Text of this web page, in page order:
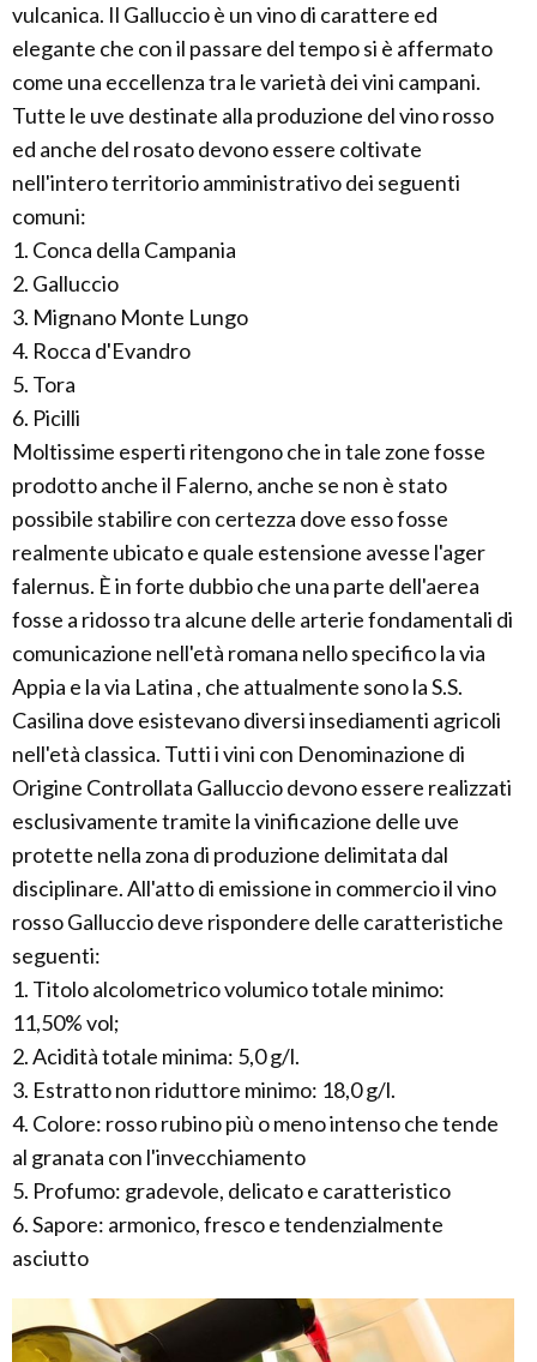
vulcanica. Il Galluccio è un vino di carattere ed
elegante che con il passare del tempo si è affermato
come una eccellenza tra le varietà dei vini campani.
Tutte le uve destinate alla produzione del vino rosso
ed anche del rosato devono essere coltivate
nell'intero territorio amministrativo dei seguenti
comuni:
1. Conca della Campania
2. Galluccio
3. Mignano Monte Lungo
4. Rocca d'Evandro
5. Tora
6. Picilli
Moltissime esperti ritengono che in tale zone fosse
prodotto anche il Falerno, anche se non è stato
possibile stabilire con certezza dove esso fosse
realmente ubicato e quale estensione avesse l'ager
falernus. È in forte dubbio che una parte dell'aerea
fosse a ridosso tra alcune delle arterie fondamentali di
comunicazione nell'età romana nello specifico la via
Appia e la via Latina , che attualmente sono la S.S.
Casilina dove esistevano diversi insediamenti agricoli
nell'età classica. Tutti i vini con Denominazione di
Origine Controllata Galluccio devono essere realizzati
esclusivamente tramite la vinificazione delle uve
protette nella zona di produzione delimitata dal
disciplinare. All'atto di emissione in commercio il vino
rosso Galluccio deve rispondere delle caratteristiche
seguenti:
1. Titolo alcolometrico volumico totale minimo:
11,50% vol;
2. Acidità totale minima: 5,0 g/l.
3. Estratto non riduttore minimo: 18,0 g/l.
4. Colore: rosso rubino più o meno intenso che tende
al granata con l'invecchiamento
5. Profumo: gradevole, delicato e caratteristico
6. Sapore: armonico, fresco e tendenzialmente
asciutto